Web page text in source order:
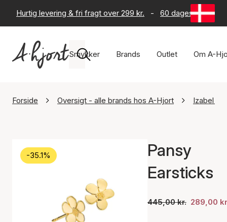
Hurtig levering & fri fragt over 299 kr. - 60 dages returret
Smykker Brands Outlet Om A-
Forside Oversigt - alle brands hos A-Hjort Izabel
-35.1%
Pansy
Earsticks
445,00 kr. 289,00